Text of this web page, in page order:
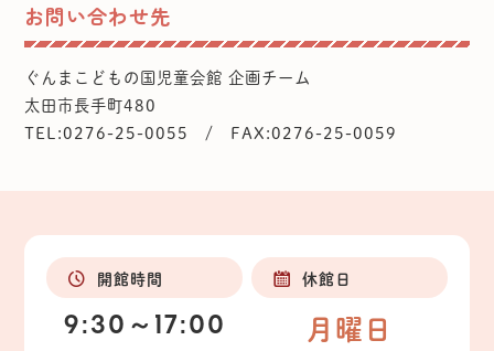
お問い合わせ先
ぐんまこどもの国児童会館 企画チーム
太田市長手町480
TEL:0276-25-0055 / FAX:0276-25-0059
開館時間
9:30～17:00
休館日
月曜日